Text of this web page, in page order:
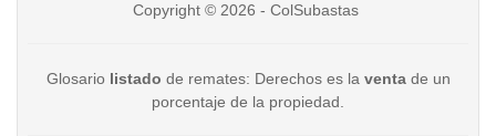
Copyright © 2026 - ColSubastas
Glosario listado de remates: Derechos es la ventade un
porcentaje de la propiedad.